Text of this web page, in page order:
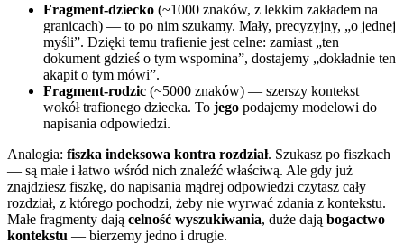
Fragment-dziecko (~1000 znaków, z lekkim zakładem na
granicach) — to po nim szukamy. Mały, precyzyjny, „o jednej
myśli”. Dzięki temu trafienie jest celne: zamiast „ten
dokument gdzieś o tym wspomina”, dostajemy „dokładnie ten
akapit o tym mówi”.
Fragment-rodzic (~5000 znaków) — szerszy kontekst
wokół trafionego dziecka. To jego podajemy modelowi do
napisania odpowiedzi.
Analogia: fiszka indeksowa kontra rozdział. Szukasz po fiszkach
— są małe i łatwo wśród nich znaleźć właściwą. Ale gdy już
znajdziesz fiszkę, do napisania mądrej odpowiedzi czytasz cały
rozdział, z którego pochodzi, żeby nie wyrwać zdania z kontekstu.
Małe fragmenty dają celność wyszukiwania, duże dają bogactwo
kontekstu — bierzemy jedno i drugie.